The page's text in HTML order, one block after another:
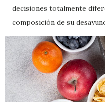
decisiones totalmente
composición de su